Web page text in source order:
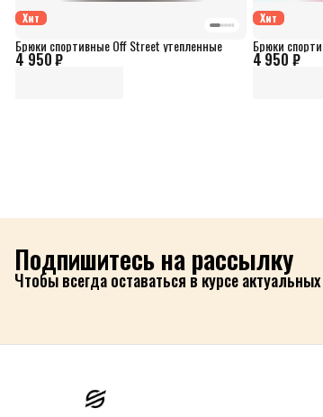
Хит
4 950 ₽
Брюки спортивные Off Street утепленные
Хит
4 950 ₽
Брюки
Подпишитесь на рассылку
Чтобы всегда оставаться в курсе